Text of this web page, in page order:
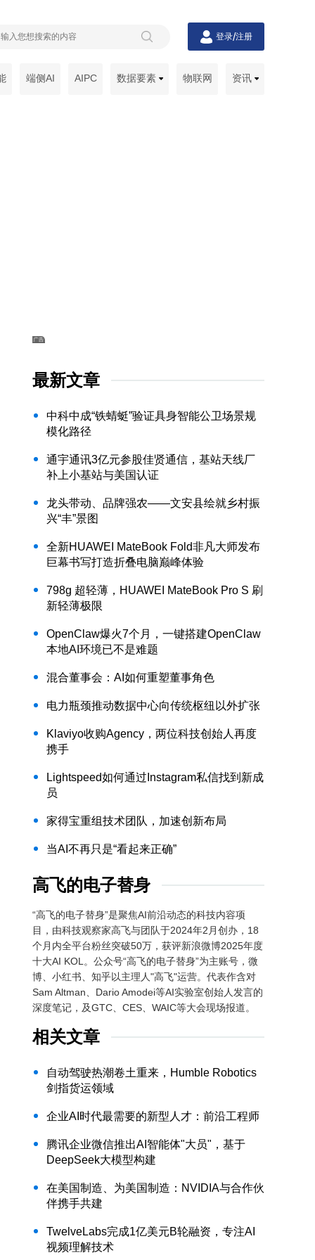
登录/注册
端侧AI AIPC 数据要素 物联网 资讯
最新文章
中科中成“铁蜻蜓”验证具身智能公卫场景规
模化路径
通宇通讯3亿元参股佳贤通信，基站天线厂
补上小基站与美国认证
龙头带动、品牌强农——文安县绘就乡村振
兴“丰”景图
全新HUAWEI MateBook Fold非凡大师发布
巨幕书写打造折叠电脑巅峰体验
798g 超轻薄，HUAWEI MateBook Pro S 刷
新轻薄极限
OpenClaw爆火7个月，一键搭建OpenClaw
本地AI环境已不是难题
混合董事会：AI如何重塑董事角色
电力瓶颈推动数据中心向传统枢纽以外扩张
Klaviyo收购Agency，两位科技创始人再度
携手
Lightspeed如何通过Instagram私信找到新成
员
家得宝重组技术团队，加速创新布局
当AI不再只是“看起来正确”
高飞的电子替身
“高飞的电子替身”是聚焦AI前沿动态的科技内容项
目，由科技观察家高飞与团队于2024年2月创办，18
个月内全平台粉丝突破50万，获评新浪微博2025年度
十大AI KOL。公众号“高飞的电子替身”为主账号，微
博、小红书、知乎以主理人"高飞"运营。代表作含对
Sam Altman、Dario Amodei等AI实验室创始人发言的
深度笔记，及GTC、CES、WAIC等大会现场报道。
相关文章
自动驾驶热潮卷土重来，Humble Robotics
剑指货运领域
企业AI时代最需要的新型人才：前沿工程师
腾讯企业微信推出AI智能体"大员"，基于
DeepSeek大模型构建
在美国制造、为美国制造：NVIDIA与合作伙
伴携手共建
TwelveLabs完成1亿美元B轮融资，专注AI
视频理解技术